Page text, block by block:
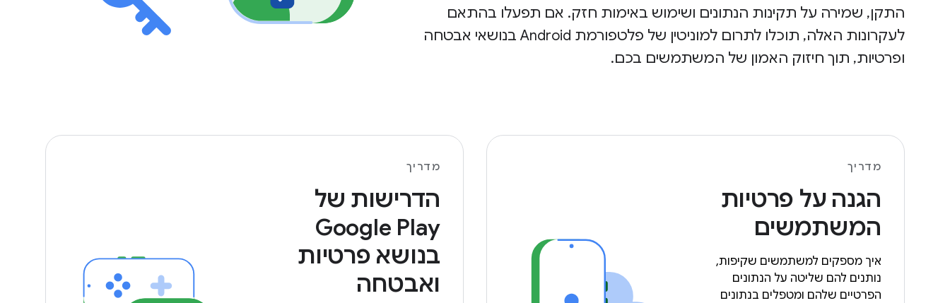
התקן, שמירה על תקינות הנתונים ושימוש באימות חזק. אם תפעלו בהתאם
לעקרונות האלה, תוכלו לתרום למוניטין של פלטפורמת Android בנושאי אבטחה
ופרטיות, תוך חיזוק האמון של המשתמשים בכם.
מדריך
הגנה על פרטיות
המשתמשים
איך מספקים למשתמשים שקיפות,
נותנים להם שליטה על הנתונים
הפרטיים שלהם ומטפלים בנתונים
מדריך
הדרישות של
Google Play
בנושא פרטיות
ואבטחה